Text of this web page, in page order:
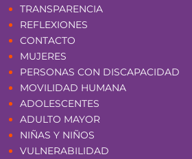
TRANSPARENCIA
REFLEXIONES
CONTACTO
MUJERES
PERSONAS CON DISCAPACIDAD
MOVILIDAD HUMANA
ADOLESCENTES
ADULTO MAYOR
NIÑAS Y NIÑOS
VULNERABILIDAD